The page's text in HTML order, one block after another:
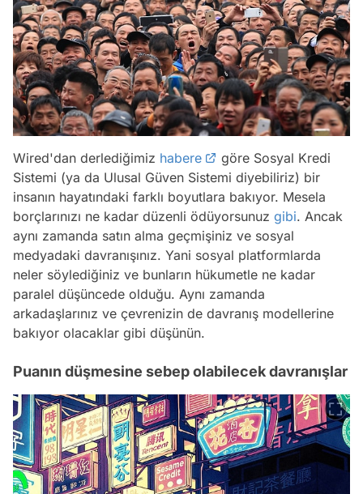
Wired'dan derlediğimiz habere
göre Sosyal Kredi
Sistemi (ya da Ulusal Güven Sistemi diyebiliriz) bir
insanın hayatındaki farklı boyutlara bakıyor. Mesela
borçlarınızı ne kadar düzenli ödüyorsunuz gibi. Ancak
aynı zamanda satın alma geçmişiniz ve sosyal
medyadaki davranışınız. Yani sosyal platformlarda
neler söylediğiniz ve bunların hükumetle ne kadar
paralel düşüncede olduğu. Aynı zamanda
arkadaşlarınız ve çevrenizin de davranış modellerine
bakıyor olacaklar gibi düşünün.
Puanın düşmesine sebep olabilecek davranışlar